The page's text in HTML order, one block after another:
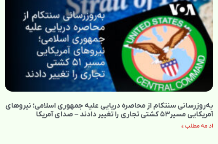
به‌روزرسانی سنتکام از محاصره دریایی علیه جمهوری اسلامی؛ نیروهای
آمریکایی مسیر۵۳ کشتی تجاری را تغییر دادند – صدای آمریکا
ادامه مطلب »